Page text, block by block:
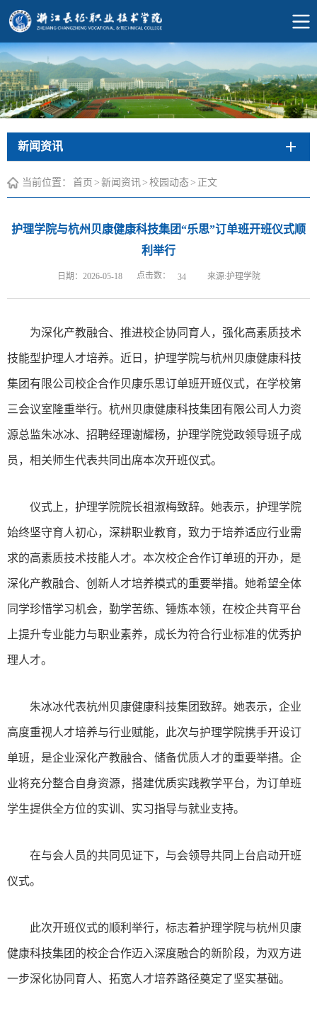
新闻资讯
当前位置： 首页 > 新闻资讯> 校园动态> 正文
护理学院与杭州贝康健康科技集团“乐思”订单班开班仪式顺
利举行
日期：2026-05-18 点击数： 34 来源:护理学院
为深化产教融合、推进校企协同育人，强化高素质技术
技能型护理人才培养。近日，护理学院与杭州贝康健康科技
集团有限公司校企合作贝康乐思订单班开班仪式，在学校第
三会议室隆重举行。杭州贝康健康科技集团有限公司人力资
源总监朱冰冰、招聘经理谢耀杨，护理学院党政领导班子成
员，相关师生代表共同出席本次开班仪式。
仪式上，护理学院院长祖淑梅致辞。她表示，护理学院
始终坚守育人初心，深耕职业教育，致力于培养适应行业需
求的高素质技术技能人才。本次校企合作订单班的开办，是
深化产教融合、创新人才培养模式的重要举措。她希望全体
同学珍惜学习机会，勤学苦练、锤炼本领，在校企共育平台
上提升专业能力与职业素养，成长为符合行业标准的优秀护
理人才。
朱冰冰代表杭州贝康健康科技集团致辞。她表示，企业
高度重视人才培养与行业赋能，此次与护理学院携手开设订
单班，是企业深化产教融合、储备优质人才的重要举措。企
业将充分整合自身资源，搭建优质实践教学平台，为订单班
学生提供全方位的实训、实习指导与就业支持。
在与会人员的共同见证下，与会领导共同上台启动开班
仪式。
此次开班仪式的顺利举行，标志着护理学院与杭州贝康
健康科技集团的校企合作迈入深度融合的新阶段，为双方进
一步深化协同育人、拓宽人才培养路径奠定了坚实基础。